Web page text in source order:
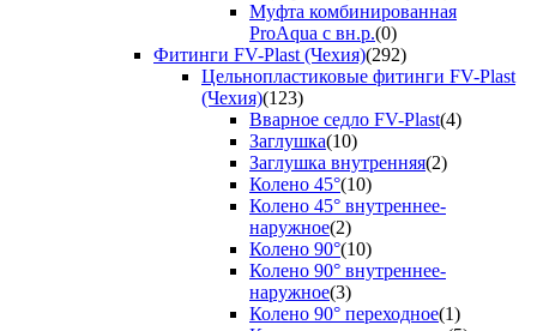
Муфта комбинированная
ProAqua с вн.р.(0)
Фитинги FV-Plast (Чехия)(292)
Цельнопластиковые фитинги FV-Plast
(Чехия)(123)
Вварное седло FV-Plast(4)
Заглушка(10)
Заглушка внутренняя(2)
Колено 45°(10)
Колено 45° внутреннее-
наружное(2)
Колено 90°(10)
Колено 90° внутреннее-
наружное(3)
Колено 90° переходное(1)